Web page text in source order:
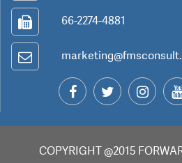
66-2274-4881
COPYRIGHT @2015